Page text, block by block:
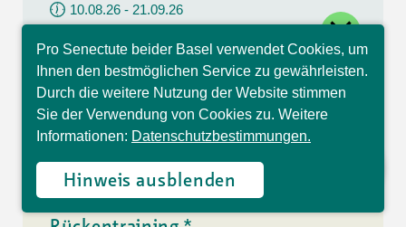
10.08.26 - 21.09.26
09:30 - 10:30 Uhr
Im Westfeld 6, Basel
CHF 140.00
7 Lektionen
Rückentraining / Kurs
Pro Senectute beider Basel verwendet Cookies, um
Ihnen den bestmöglichen Service zu gewährleisten.
Durch die weitere Nutzung der Website stimmen
Sie der Verwendung von Cookies zu. Weitere
Informationen: Datenschutzbestimmungen.
Hinweis ausblenden
Hallo, ich bin Sophia und
beantworte gerne Ihre
Fragen.
close